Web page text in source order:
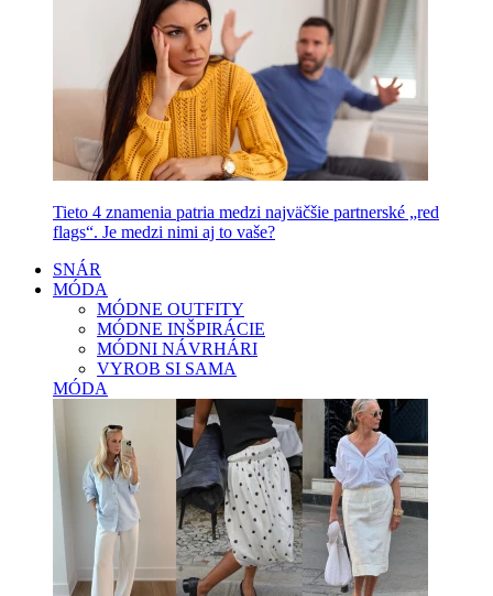
Tieto 4 znamenia patria medzi najväčšie partnerské „red
flags“. Je medzi nimi aj to vaše?
SNÁR
MÓDA
MÓDNE OUTFITY
MÓDNE INŠPIRÁCIE
MÓDNI NÁVRHÁRI
VYROB SI SAMA
MÓDA